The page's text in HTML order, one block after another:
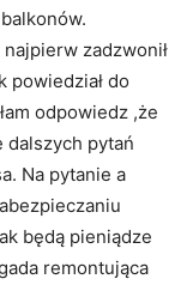
zadzwonił
powiedział do
odpowiedz ,że
dalszych pytań
Na pytanie a
będą pieniądze
remontująca